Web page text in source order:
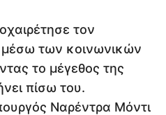
τον
των κοινωνικών
το μέγεθος της
πίσω του.
Ναρέντρα Μόντι